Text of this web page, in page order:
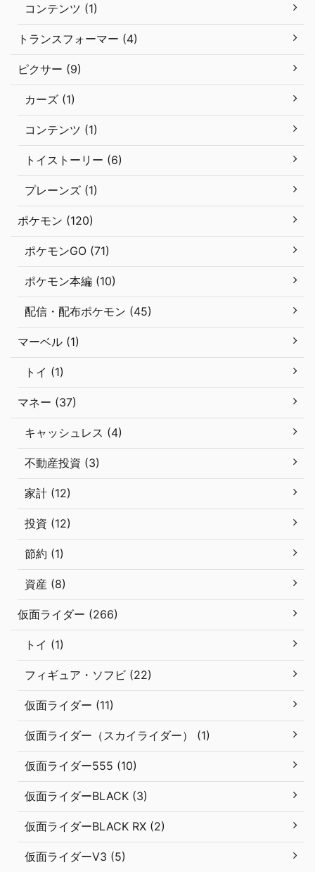
コンテンツ (1)
トランスフォーマー (4)
ピクサー (9)
カーズ (1)
コンテンツ (1)
トイストーリー (6)
プレーンズ (1)
ポケモン (120)
ポケモンGO (71)
ポケモン本編 (10)
配信・配布ポケモン (45)
マーベル (1)
トイ (1)
マネー (37)
キャッシュレス (4)
不動産投資 (3)
家計 (12)
投資 (12)
節約 (1)
資産 (8)
仮面ライダー (266)
トイ (1)
フィギュア・ソフビ (22)
仮面ライダー (11)
仮面ライダー（スカイライダー） (1)
仮面ライダー555 (10)
仮面ライダーBLACK (3)
仮面ライダーBLACK RX (2)
仮面ライダーV3 (5)